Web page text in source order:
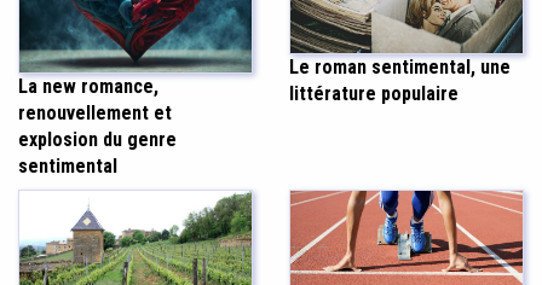
La new romance,
renouvellement et
explosion du genre
sentimental
Le roman sentimental, une
littérature populaire